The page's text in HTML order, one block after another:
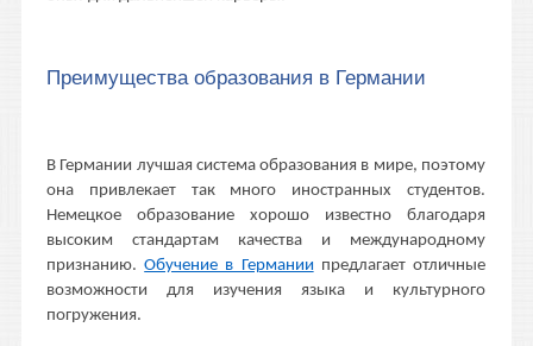
Преимущества образования в Германии
В Германии лучшая система образования в мире, поэтому
она привлекает так много иностранных студентов.
Немецкое образование хорошо известно благодаря
высоким стандартам качества и международному
признанию.Обучение в Германиипредлагает отличные
возможности для изучения языка и культурного
погружения.